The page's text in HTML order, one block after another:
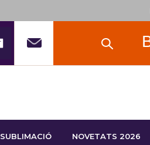
SUBLIMACIÓ NOVETATS 2026